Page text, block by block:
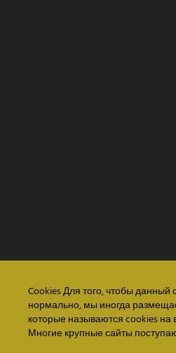
Cookies Для того, чтобы данный
нормально, мы иногда
которые называются cookies на
Многие крупные сайты